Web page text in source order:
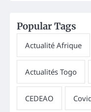
Popular Tags